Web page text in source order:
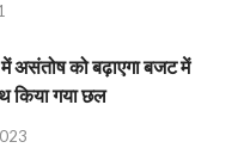
असंतोष को बढ़ाएगा बजट में
किया गया छल